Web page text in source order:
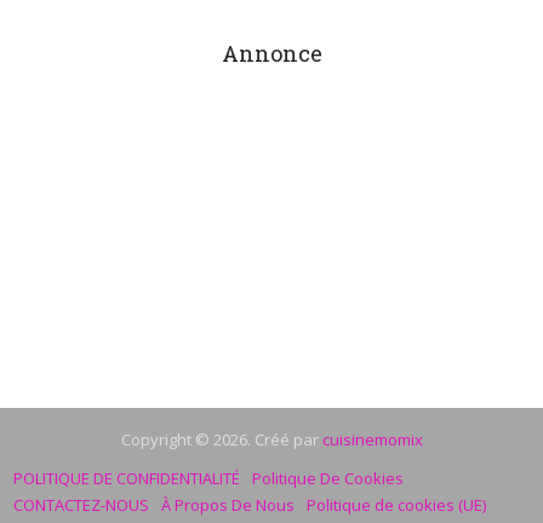
Annonce
Copyright © 2026. Créé par cuisinemomix
POLITIQUE DE CONFIDENTIALITÉ
Politique De Cookies
CONTACTEZ-NOUS
À Propos De Nous
Politique de cookies (UE)